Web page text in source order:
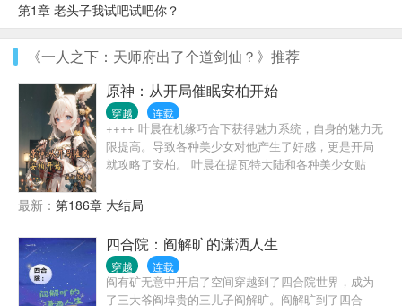
第1章 老头子我试吧试吧你？
《一人之下：天师府出了个道剑仙？》推荐
原神：从开局催眠安柏开始
穿越 连载
++++ 叶晨在机缘巧合下获得魅力系统，自身的魅力无
限提高。导致各种美少女对他产生了好感，更是开局
就攻略了安柏。 叶晨在提瓦特大陆和各种美少女贴
的话我都不知道该怎么办了。 丽莎：小可爱，不要到
处乱跑哦。不然姐姐就把你给关在地下室了。 安柏：
这就是爷爷说的以后我能托付终身之人吗？ 雷神：原
来你和我在一起，才是永恒。 草神：叶晨哥哥，我们
永远在一起好不好。 叶晨看着身后的众女，脸上流下
了一滴冷汗，这就是我的责任啊。 总之，这是一个轻
最新： 第186章 大结局
四合院：阎解旷的潇洒人生
穿越 连载
阎有矿无意中开启了空间穿越到了四合院世界，成为
了三大爷阎埠贵的三儿子阎解旷。阎解旷到了四合